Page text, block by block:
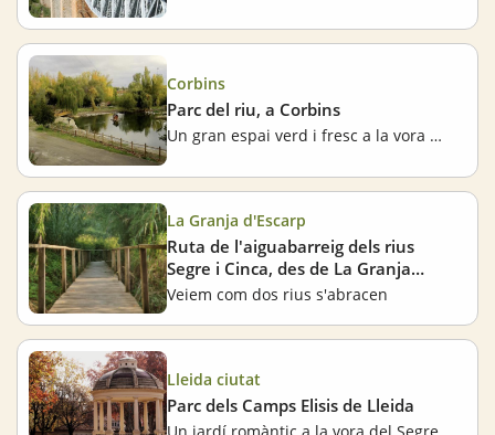
Corbins
Parc del riu, a Corbins
Un gran espai verd i fresc a la vora del poble
La Granja d'Escarp
Ruta de l'aiguabarreig dels rius
Segre i Cinca, des de La Granja
d'Escarp
Veiem com dos rius s'abracen
Lleida ciutat
Parc dels Camps Elisis de Lleida